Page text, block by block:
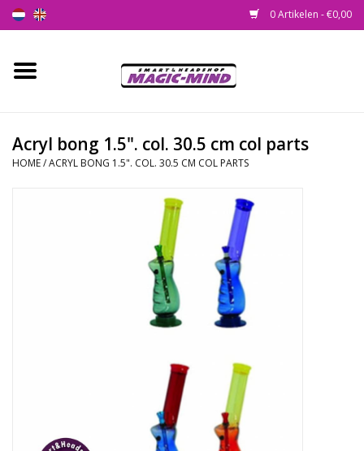
0 Artikelen - €0,00
Home
Smartshop
Acryl bong 1.5". col. 30.5 cm col parts
HOME/ACRYL BONG 1.5". COL. 30.5 CM COL PARTS